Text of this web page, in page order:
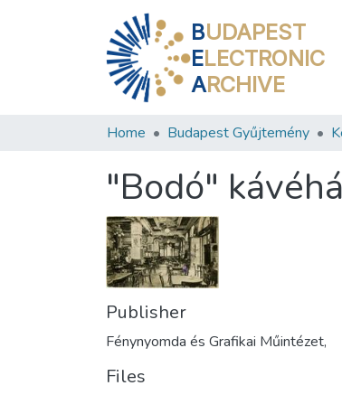
BUDAPEST
ELECTRONIC
ARCHIVE
Home Budapest Gyűjtemény
"Bodó"
Publisher
Fénynyomda és Grafikai Műintézet,
Files